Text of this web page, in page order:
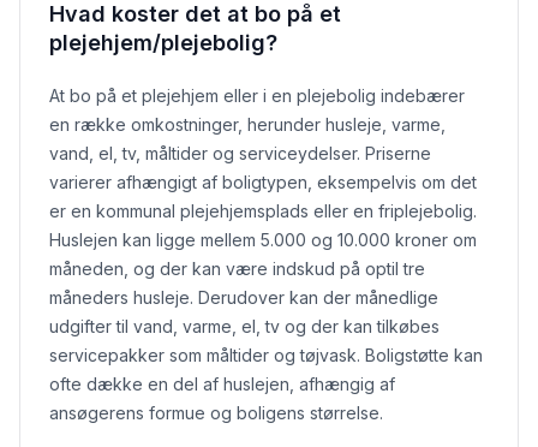
Hvad koster det at bo på et
plejehjem/plejebolig?
At bo på et plejehjem eller i en plejebolig indebærer
en række omkostninger, herunder husleje, varme,
vand, el, tv, måltider og serviceydelser. Priserne
varierer afhængigt af boligtypen, eksempelvis om det
er en kommunal plejehjemsplads eller en friplejebolig.
Huslejen kan ligge mellem 5.000 og 10.000 kroner om
måneden, og der kan være indskud på optil tre
måneders husleje. Derudover kan der månedlige
udgifter til vand, varme, el, tv og der kan tilkøbes
servicepakker som måltider og tøjvask. Boligstøtte kan
ofte dække en del af huslejen, afhængig af
ansøgerens formue og boligens størrelse.